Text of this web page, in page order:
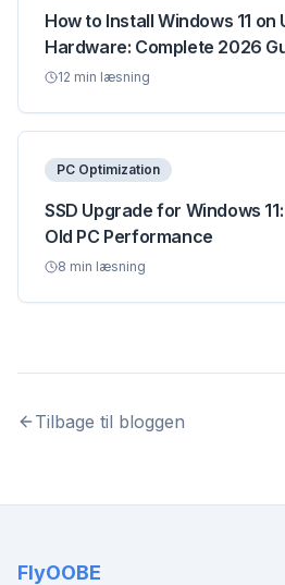
How to Install Windows 11
Hardware: Complete 2026
12 min læsning
PC Optimization
SSD Upgrade for Windows
Old PC Performance
8 min læsning
Tilbage til bloggen
FlyOOBE